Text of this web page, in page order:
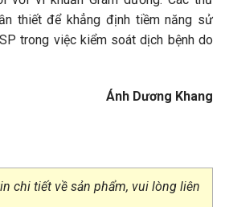
thiết để khẳng định tiềm năng sử
trong việc kiểm soát dịch bệnh do
Ánh Dương Khang
chi tiết về sản phẩm, vui lòng liên